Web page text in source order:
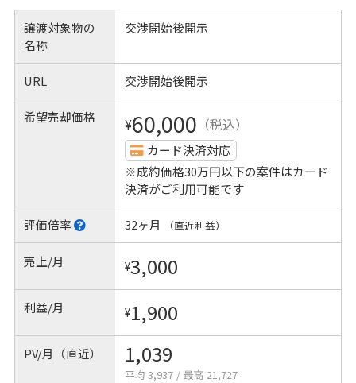
譲渡対象物の
名称
交渉開始後開示
URL 交渉開始後開示
希望売却価格 ¥60,000 （税込）
カード決済対応
※成約価格30万円以下の案件はカード
決済がご利用可能です
評価倍率 32ヶ月 （直近利益）
売上/月 ¥3,000
利益/月 ¥1,900
PV/月（直近） 1,039
平均 3,937 / 最高 21,727